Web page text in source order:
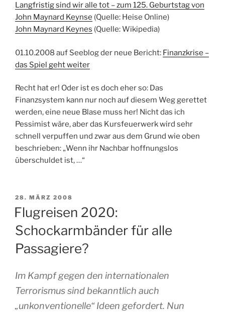
Langfristig sind wir alle tot – zum 125. Geburtstag von
John Maynard Keynse (Quelle: Heise Online)
John Maynard Keynes (Quelle: Wikipedia)
01.10.2008 auf Seeblog der neue Bericht: Finanzkrise –
das Spiel geht weiter
Recht hat er! Oder ist es doch eher so: Das
Finanzsystem kann nur noch auf diesem Weg gerettet
werden, eine neue Blase muss her! Nicht das ich
Pessimist wäre, aber das Kursfeuerwerk wird sehr
schnell verpuffen und zwar aus dem Grund wie oben
beschrieben: „Wenn ihr Nachbar hoffnungslos
überschuldet ist, …“
VERÖFFENTLICHT
AM
28. MÄRZ 2008
Flugreisen 2020:
Schockarmbänder für alle
Passagiere?
Im Kampf gegen den internationalen
Terrorismus sind bekanntlich auch
„unkonventionelle“ Ideen gefordert. Nun